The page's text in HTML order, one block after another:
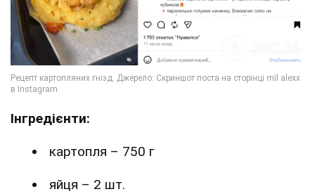
Інгредієнти:
картопля – 750 г
яйця – 2 шт.